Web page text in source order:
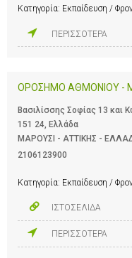
Κατηγορία: Εκπαίδευση /
ΠΕΡΙΣΣΟΤΕΡΑ
ΟΡΟΣΗΜΟ ΑΘΜΟΝΙΟΥ -
Βασιλίσσης Σοφίας 13 και
151 24, Ελλάδα
ΜΑΡΟΥΣΙ - ΑΤΤΙΚΗΣ -
2106123900
Κατηγορία: Εκπαίδευση /
ΙΣΤΟΣΕΛΙΔΑ
ΠΕΡΙΣΣΟΤΕΡΑ